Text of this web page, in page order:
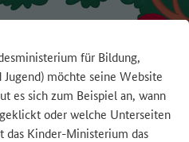
für Bildung,
möchte seine Website
es sich zum Beispiel an, wann
oder welche Unterseiten
das Kinder-Ministerium das